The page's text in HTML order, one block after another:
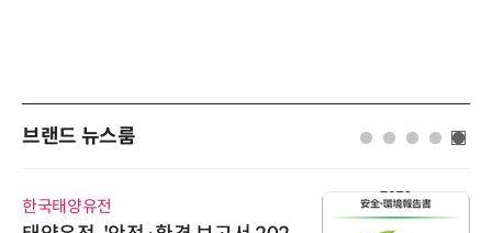
브랜드 뉴스룸